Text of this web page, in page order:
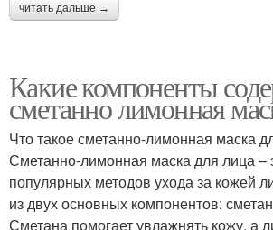
читать дальше →
Какие компоненты
сметанно лимонная
Что такое сметанно-лимонная маска
Сметанно-лимонная маска для лица –
популярных методов ухода за кожей
из двух основных компонентов:
Сметана помогает увлажнять кожу, а